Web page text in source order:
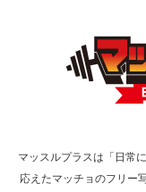
マッスルプラスは「日常
応えたマッチョのフリー